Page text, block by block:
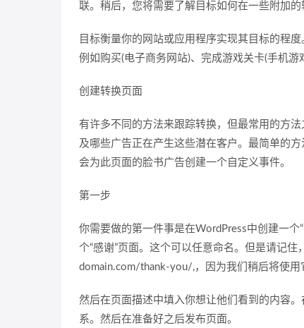
联。稍后，您将需要了解目标如何在一些附加的
目标衡量你的网站或应用程序实现其目标的程
例如购买(电子商务网站)、完成游戏关卡(手机游
创建转换页面
有许多不同的方法来跟踪转换，但最常用的方
及哪些广告正在产生这些潜在客户。最简单的
会为此页面的脸书广告创建一个自定义事件。
第一步
你需要做的第一件事是在WordPress中创建一个
个“感谢”页面。这个可以任意命名。但是请记
domain.com/thank-you/,，因为我们稍后将使用
然后在页面描述中填入你想让他们看到的内容
系。然后在准备好之后发布页面。